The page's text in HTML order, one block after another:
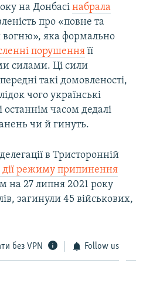
на Донбасі набрала
про «повне та
яка формально
порушення її
силами. Ці сили
такі домовленості,
чого українські
останнім часом дедалі
чи й гинуть.
в Тристоронній
дії режиму припинення
на 27 липня 2021 року
загинули 45 військових,
без VPN Follow us